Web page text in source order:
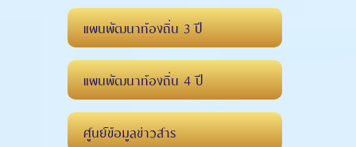
แผนพัฒนาท้องถิ่น 3 ปี
แผนพัฒนาท้องถิ่น 4 ปี
ศูนย์ข้อมูลข่าวสาร